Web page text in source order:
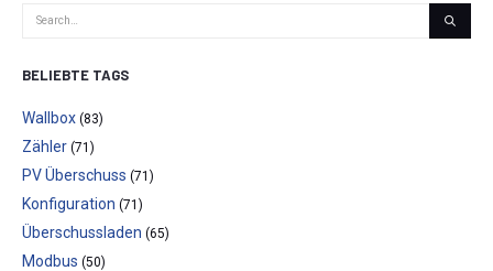
BELIEBTE TAGS
Wallbox (83)
Zähler (71)
PV Überschuss (71)
Konfiguration (71)
Überschussladen (65)
Modbus (50)